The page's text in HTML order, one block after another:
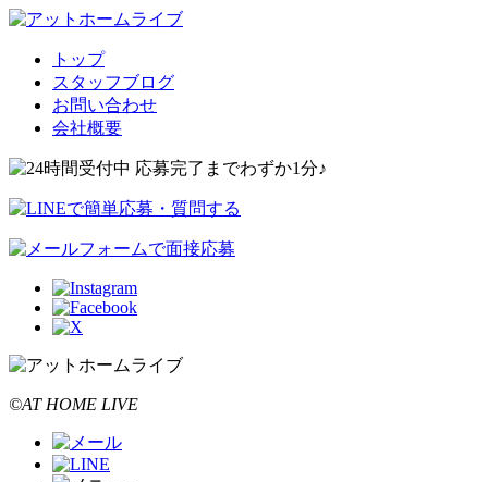
トップ
スタッフブログ
お問い合わせ
会社概要
©AT HOME LIVE